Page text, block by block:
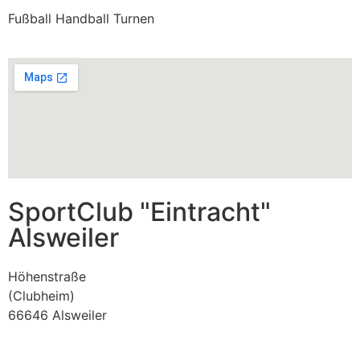
Fußball Handball Turnen
SportClub "Eintracht"
Alsweiler
Höhenstraße
(Clubheim)
66646 Alsweiler